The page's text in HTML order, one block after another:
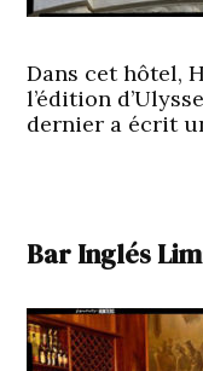
Dans cet hôtel,
l’édition
dernier a écrit
Bar Inglés